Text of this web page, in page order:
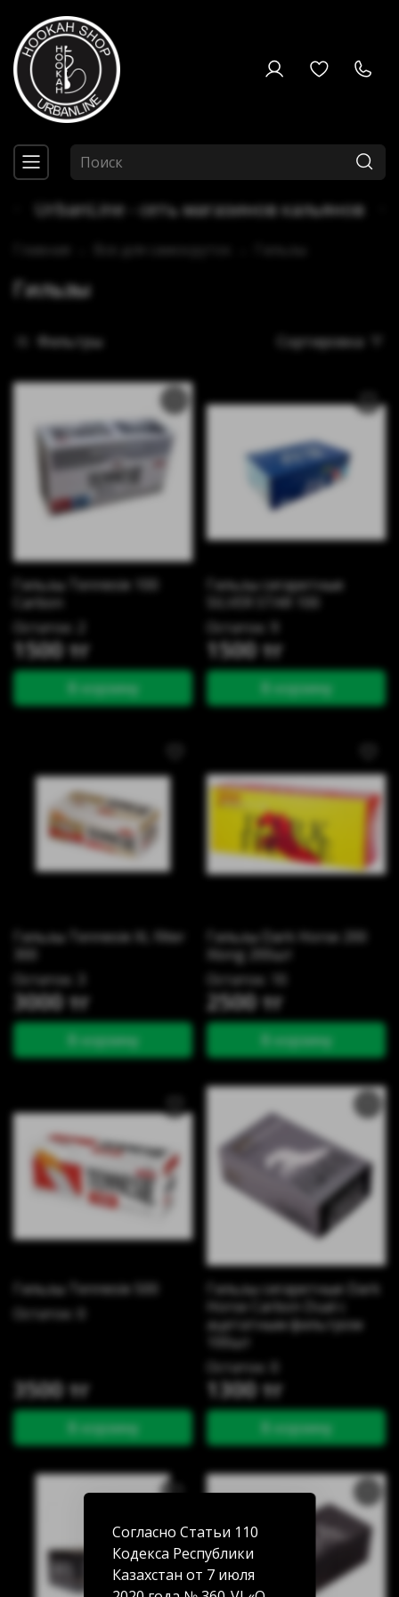
UrbanLine - сеть магазинов кальянов
Гильзы
Фильтры Сортировка
Гильзы Tennesie 100
Carbon
Остаток: 2
1500 тг
В корзину
Гильзы сигаретные
SILVER STAR 100
Остаток: 9
1500 тг
В корзину
Гильзы Tennesie XL filter
Остаток: 3
3000 тг
В корзину
Гильзы Dark Horse 200
Xlong 200шт
Остаток: 10
2500 тг
В корзину
Гильзы Tennesie 500
Остаток: 0
3500 тг
В корзину
Гильзы сигаретные Dark
Horse Carbon Dual с
ацетатным фильтром
100шт
Остаток: 0
1300 тг
В корзину
Согласно Статьи 110
Кодекса Республики
Казахстан от 7 июля